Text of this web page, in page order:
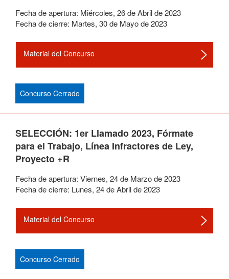
Fecha de apertura: Miércoles, 26deAbrilde2023
Fecha de cierre: Martes, 30de Mayode2023
Material del Concurso
Concurso Cerrado
SELECCIÓN: 1er Llamado 2023, Fórmate
para el Trabajo, Línea Infractores de Ley,
Proyecto +R
Fecha de apertura: Viernes, 24de Marzode2023
Fecha de cierre: Lunes, 24deAbrilde2023
Material del Concurso
Concurso Cerrado